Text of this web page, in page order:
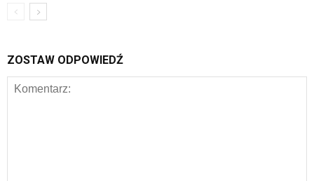
ZOSTAW ODPOWIEDŹ